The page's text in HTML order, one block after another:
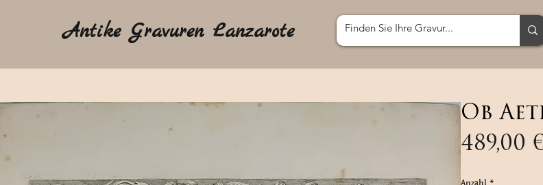
Antike Gravuren Lanzarote
Ob
489,00 €